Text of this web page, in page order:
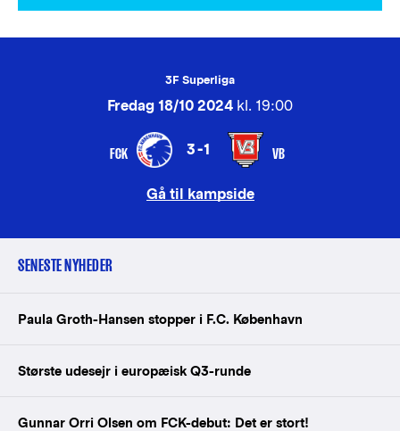
3F Superliga
Fredag 18/10 2024 kl. 19:00
FCK 3-1 VB
Gå til kampside
SENESTE NYHEDER
Paula Groth-Hansen stopper i F.C. København
Største udesejr i europæisk Q3-runde
Gunnar Orri Olsen om FCK-debut: Det er stort!